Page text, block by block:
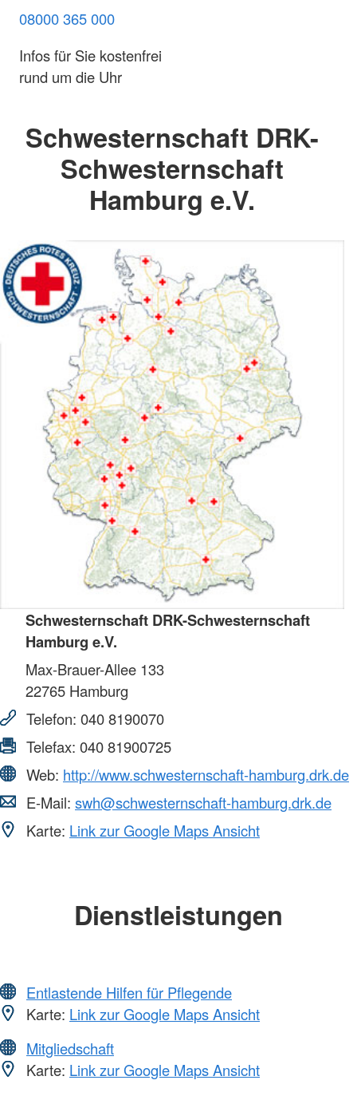
08000 365 000
Infos für Sie kostenfrei
rund um die Uhr
Schwesternschaft DRK-
Schwesternschaft
Hamburg e.V.
Schwesternschaft DRK-Schwesternschaft
Hamburg e.V.
Max-Brauer-Allee 133
22765 Hamburg
Telefon: 040 8190070
Telefax: 040 81900725
Web: http://www.schwesternschaft-hamburg.drk.de
E-Mail: swh@schwesternschaft-hamburg.drk.de
Karte: Link zur Google Maps Ansicht
Dienstleistungen
Entlastende Hilfen für Pflegende
Karte: Link zur Google Maps Ansicht
Mitgliedschaft
Karte: Link zur Google Maps Ansicht